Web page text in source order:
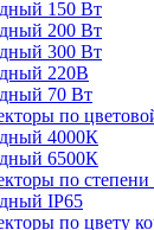
150 Вт
200 Вт
300 Вт
220В
70 Вт
по
4000К
6500К
по
IP65
по цвету